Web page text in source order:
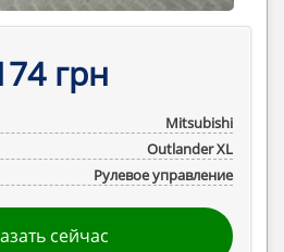
грн
Mitsubishi
Outlander ‎XL
Рулевое управление
сейчас